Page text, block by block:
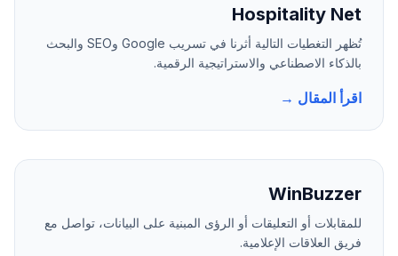
Hospitality Net
تُظهر التغطيات التالية أثرنا في تسريب Google وSEO والبحث
بالذكاء الاصطناعي والاستراتيجية الرقمية.
اقرأ المقال →
WinBuzzer
للمقابلات أو التعليقات أو الرؤى المبنية على البيانات، تواصل مع
فريق العلاقات الإعلامية.